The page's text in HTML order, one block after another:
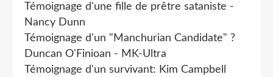
Témoignage d'une fille de prêtre sataniste -
Nancy Dunn
Témoignage d'un "Manchurian Candidate" ?
Duncan O'Finioan - MK-Ultra
Témoignage d'un survivant: Kim Campbell